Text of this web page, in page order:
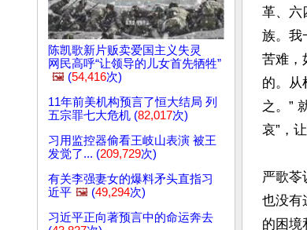
陈凯歌新片贩卖爱国主义失灵
网民高呼“让领导的儿女首先牺牲”
🖼️ (54,416次)
11年前美机构预言了恒大结局 列
五宗罪七大危机 (82,017次)
习用监控器偷看王岐山表演 被王
发觉了... (209,729次)
有关李强妻女的爆料矛头直指习
近平 🖼️ (49,294次)
习近平正向著预言中的命运奔去
革、六
族。我
苦难，
的。从
之。”
哀”，
严歌苓
也没有
的困境